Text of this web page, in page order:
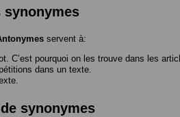
synonymes
servent à:
C’est pourquoi on les trouve dans les
dans un texte.
synonymes